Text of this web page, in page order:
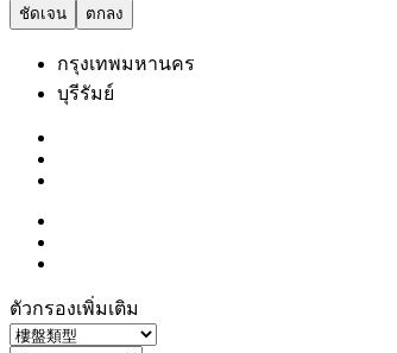
ชัดเจน ตกลง
กรุงเทพมหานคร
บุรีรัมย์
ตัวกรองเพิ่มเติม